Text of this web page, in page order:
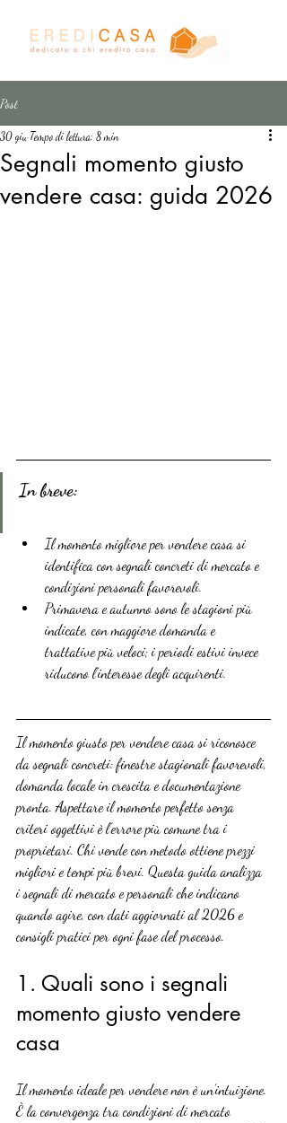
Post
Segnali momento giusto
vendere casa: guida 2026
30 giu Tempo di lettura: 8 min
In breve:
Il momento migliore per vendere casa si
identifica con segnali concreti di mercato e
condizioni personali favorevoli.
Primavera e autunno sono le stagioni più
indicate, con maggiore domanda e
trattative più veloci; i periodi estivi invece
riducono l’interesse degli acquirenti.
Il momento giusto per vendere casa si riconosce
da segnali concreti: finestre stagionali favorevoli,
domanda locale in crescita e documentazione
pronta. Aspettare il momento perfetto senza
criteri oggettivi è l’errore più comune tra i
proprietari. Chi vende con metodo ottiene prezzi
migliori e tempi più brevi. Questa guida analizza
i segnali di mercato e personali che indicano
quando agire, con dati aggiornati al 2026 e
consigli pratici per ogni fase del processo.
1. Quali sono i segnali
momento giusto vendere
casa
Il momento ideale per vendere non è un’intuizione.
È la convergenza tra condizioni di mercato